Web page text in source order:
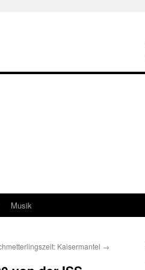
Musik
Kaisermantel →